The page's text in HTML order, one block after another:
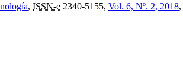
, ISSN-e 2340-5155, Vol. 6, Nº. 2, 2018,